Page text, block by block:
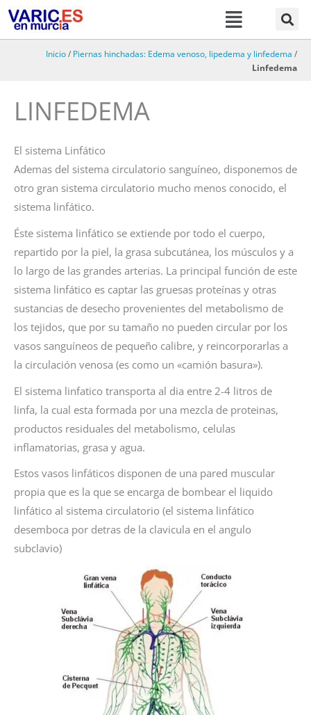
Menú
Inicio/ Piernas hinchadas: Edema venoso, lipedema y linfedema /
Linfedema
LINFEDEMA
El sistema Linfático
Ademas del sistema circulatorio sanguíneo, disponemos de
otro gran sistema circulatorio mucho menos conocido, el
sistema linfático.
Éste sistema linfático se extiende por todo el cuerpo,
repartido por la piel, la grasa subcutánea, los músculos y a
lo largo de las grandes arterias. La principal función de este
sistema linfático es captar las gruesas proteínas y otras
sustancias de desecho provenientes del metabolismo de
los tejidos, que por su tamaño no pueden circular por los
vasos sanguíneos de pequeño calibre, y reincorporarlas a
la circulación venosa (es como un «camión basura»).
El sistema linfatico transporta al dia entre 2-4 litros de
linfa, la cual esta formada por una mezcla de proteinas,
productos residuales del metabolismo, celulas
inflamatorias, grasa y agua.
Estos vasos linfáticos disponen de una pared muscular
propia que es la que se encarga de bombear el liquido
linfático al sistema circulatorio (el sistema linfático
desemboca por detras de la clavicula en el angulo
subclavio)